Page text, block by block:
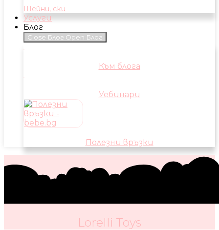
Шейни, ски
Услуги
Блог
Close Блог Open Блог
Към блога
Уебинари
Полезни връзки
Lorelli Toys